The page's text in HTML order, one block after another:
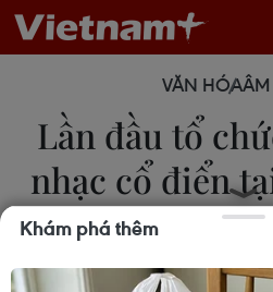
VĂN HÓA
Lần đầu tổ
nhạc cổ điển
sáng tạo
09/03/2024
Khám phá thêm